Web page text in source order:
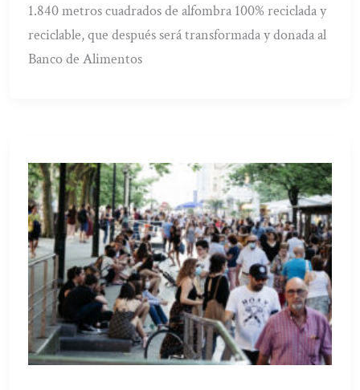
1.840 metros cuadrados de alfombra 100% reciclada y
reciclable, que después será transformada y donada al
Banco de Alimentos